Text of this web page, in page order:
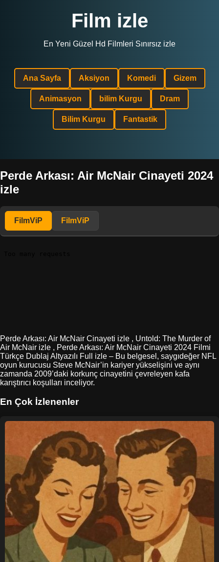
Film izle
En Yeni Güzel Hd Filmleri Sınırsız izle
Ana Sayfa Aksiyon Komedi Gizem
Animasyon bilim Kurgu Dram
Bilim Kurgu Fantastik
Perde Arkası: Air McNair Cinayeti 2024
izle
FilmViP FilmViP
Perde Arkası: Air McNair Cinayeti izle , Untold: The Murder of
Air McNair izle , Perde Arkası: Air McNair Cinayeti 2024 Filmi
Türkçe Dublaj Altyazılı Full izle – Bu belgesel, saygıdeğer NFL
oyun kurucusu Steve McNair’in kariyer yükselişini ve aynı
zamanda 2009’daki korkunç cinayetini çevreleyen kafa
karıştırıcı koşulları inceliyor.
En Çok İzlenenler